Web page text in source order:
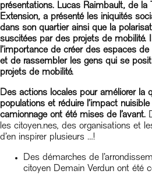
présentations. Lucas Raimbault, de
Extension, a présenté les iniquités
dans son quartier ainsi que la
suscitées par des projets de mobilité.
l’importance de créer des espaces
et de rassembler les gens qui se
projets de mobilité.
Des actions locales pour améliorer la
populations et réduire l’impact
camionnage ont été mises de l’avant.
les citoyen.nes, des organisations et
d’en inspirer plusieurs …!
Des démarches de
citoyen Demain Verdun ont été